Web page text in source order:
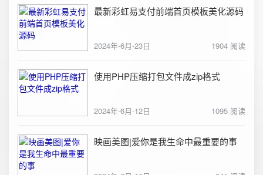
最新彩虹易支付前端首页模板美化源码
2024年-6月-23日 1904 阅读
使用PHP压缩打包文件成zip格式
2024年-6月-12日 1095 阅读
映画美图|爱你是我生命中最重要的事